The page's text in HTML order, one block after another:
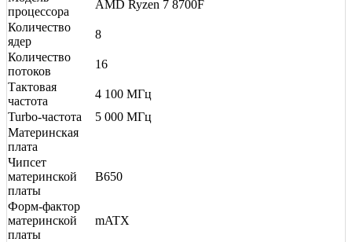
процессора
AMD Ryzen 7 8700F
Количество
ядер
8
Количество
потоков
16
Тактовая
частота
4 100 МГц
Turbo-частота
5 000 МГц
Материнская
плата
Чипсет
материнской
платы
B650
Форм-фактор
материнской
платы
mATX